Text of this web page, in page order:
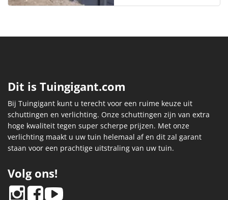
Dit is Tuingigant.com
Bij Tuingigant kunt u terecht voor een ruime keuze uit
schuttingen en verlichting. Onze schuttingen zijn van extra
hoge kwaliteit tegen super scherpe prijzen. Met onze
verlichting maakt u uw tuin helemaal af en dit zal garant
staan voor een prachtige uitstraling van uw tuin.
Volg ons!